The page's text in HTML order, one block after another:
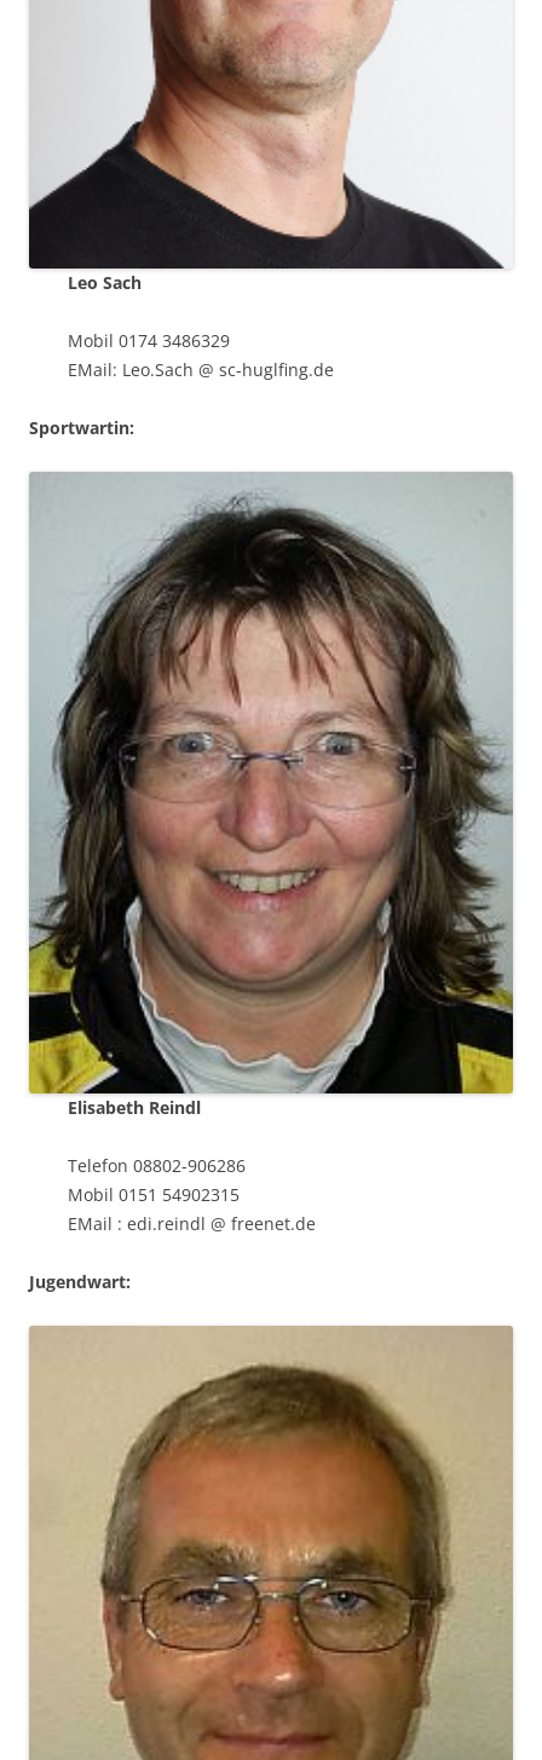
Leo Sach
Mobil 0174 3486329
EMail: Leo.Sach @ sc-huglfing.de
Sportwartin:
Elisabeth Reindl
Telefon 08802-906286
Mobil 0151 54902315
EMail : edi.reindl @ freenet.de
Jugendwart: